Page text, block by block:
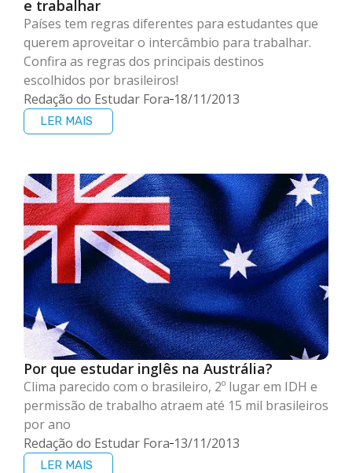
e trabalhar
Países tem regras diferentes para estudantes que
querem aproveitar o intercâmbio para trabalhar.
Confira as regras dos principais destinos
escolhidos por brasileiros!
Redação do Estudar Fora 18/11/2013
LER MAIS
Por que estudar inglês na Austrália?
Clima parecido com o brasileiro, 2º lugar em IDH e
permissão de trabalho atraem até 15 mil brasileiros
por ano
Redação do Estudar Fora 13/11/2013
LER MAIS